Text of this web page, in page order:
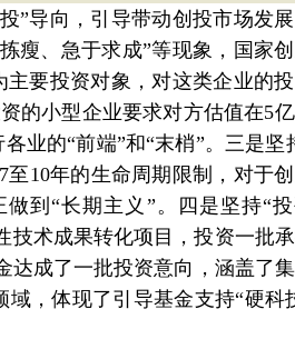
”导向，引导带动创投市场发
瘦、急于求成”等现象，国家
要投资对象，对这类企业的
的小型企业要求对方估值在5
业的“前端”和“末梢”。三是坚
10年的生命周期限制，对于
到“长期主义”。四是坚持“
技术成果转化项目，投资一批
达成了一批投资意向，涵盖了
，体现了引导基金支持“硬科